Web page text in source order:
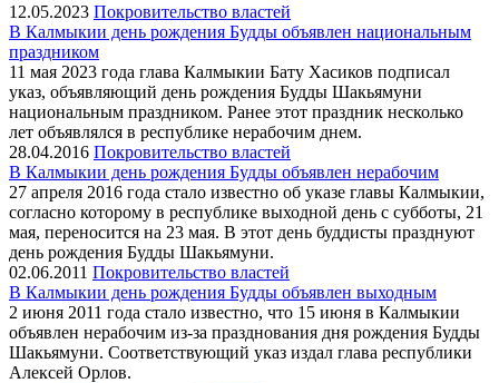
12.05.2023 Покровительство властей
В Калмыкии день рождения Будды объявлен национальным
праздником
11 мая 2023 года глава Калмыкии Бату Хасиков подписал
указ, объявляющий день рождения Будды Шакьямуни
национальным праздником. Ранее этот праздник несколько
лет объявлялся в республике нерабочим днем.
28.04.2016 Покровительство властей
В Калмыкии день рождения Будды объявлен нерабочим
27 апреля 2016 года стало известно об указе главы Калмыкии,
согласно которому в республике выходной день с субботы, 21
мая, переносится на 23 мая. В этот день буддисты празднуют
день рождения Будды Шакьямуни.
02.06.2011 Покровительство властей
В Калмыкии день рождения Будды объявлен выходным
2 июня 2011 года стало известно, что 15 июня в Калмыкии
объявлен нерабочим из-за празднования дня рождения Будды
Шакьямуни. Соответствующий указ издал глава республики
Алексей Орлов.